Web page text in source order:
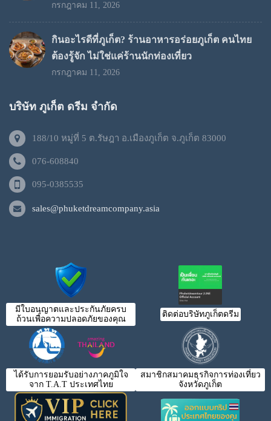
กรกฎาคม 11, 2026
กินอะไรดีที่ภูเก็ต? ร้านอาหารอร่อยภูเก็ต คนไทย
ต้องรู้จัก ไม่ใช่แค่ร้านนักท่องเที่ยว
กรกฎาคม 11, 2026
บริษัท ภูเก็ต ดรีม จำกัด
188/10 หมู่ที่ 5 ต.รัษฎา อ.เมืองภูเก็ต จ.ภูเก็ต 83000
076-608840
095-0385535
sales@phuketdreamcompany.asia
มีใบอนุญาตและประกันภัยครบ
ถ้วนเพื่อความปลอดภัยของคุณ
ติดต่อบริษัทภูเก็ตดรีม
ได้รับการยอมรับอย่างภาคภูมิใจ
จาก T.A.T ประเทศไทย
สมาชิกสมาคมธุรกิจการท่องเที่ยว
จังหวัดภูเก็ต